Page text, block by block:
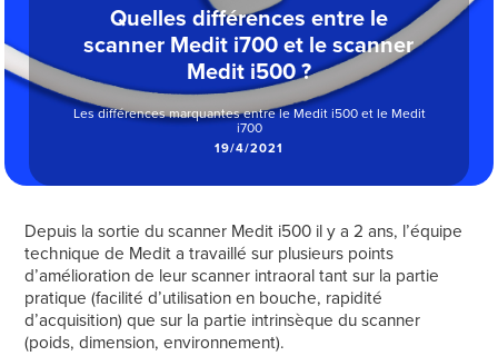
Quelles différences entre le
scanner Medit i700 et le scanner
Medit i500 ?
Les différences marquantes entre le Medit i500 et le Medit
i700
19/4/2021
Depuis la sortie du scanner Medit i500 il y a 2 ans, l’équipe
technique de Medit a travaillé sur plusieurs points
d’amélioration de leur scanner intraoral tant sur la partie
pratique (facilité d’utilisation en bouche, rapidité
d’acquisition) que sur la partie intrinsèque du scanner
(poids, dimension, environnement).